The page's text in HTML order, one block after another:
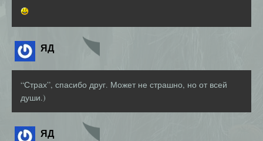
ЯД
“Страх”, спасибо друг. Может не страшно, но от всей
души.)
ЯД